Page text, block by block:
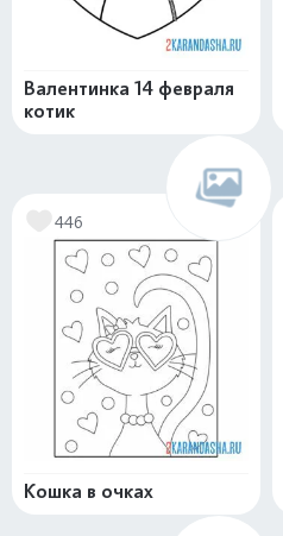
Валентинка 14 февраля
котик
446
Кошка в очках